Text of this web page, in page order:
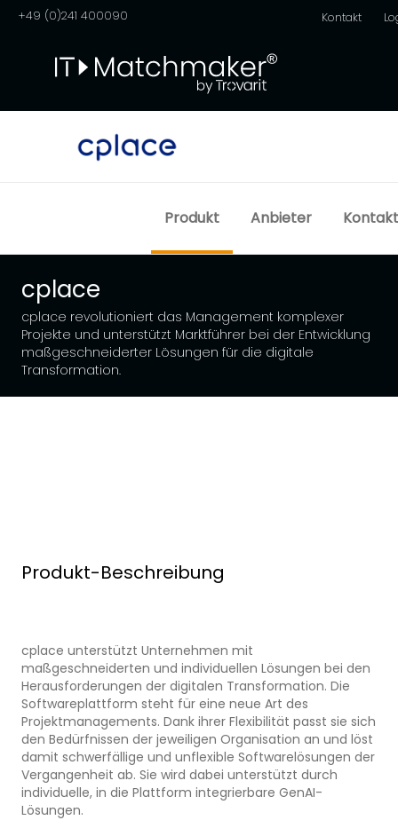
+49 (0)241 400090 Kontakt
Produkt Anbieter Kontakt
cplace
cplace revolutioniert das Management komplexer
Projekte und unterstützt Marktführer bei der Entwicklung
maßgeschneiderter Lösungen für die digitale
Transformation.
Produkt-Beschreibung
cplace unterstützt Unternehmen mit
maßgeschneiderten und individuellen Lösungen bei den
Herausforderungen der digitalen Transformation. Die
Softwareplattform steht für eine neue Art des
Projektmanagements. Dank ihrer Flexibilität passt sie sich
den Bedürfnissen der jeweiligen Organisation an und löst
damit schwerfällige und unflexible Softwarelösungen der
Vergangenheit ab. Sie wird dabei unterstützt durch
individuelle, in die Plattform integrierbare GenAI-
Lösungen.